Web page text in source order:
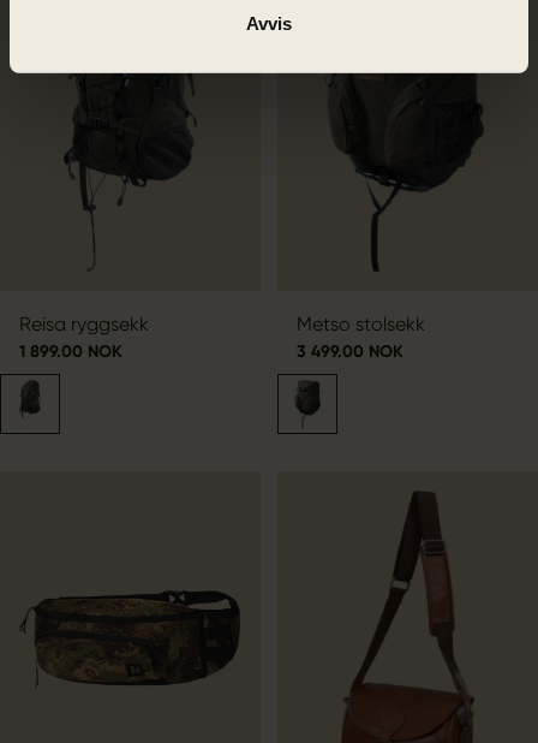
Avvis
Reisa ryggsekk
1 899.00 NOK
Metso stolsekk
3 499.00 NOK